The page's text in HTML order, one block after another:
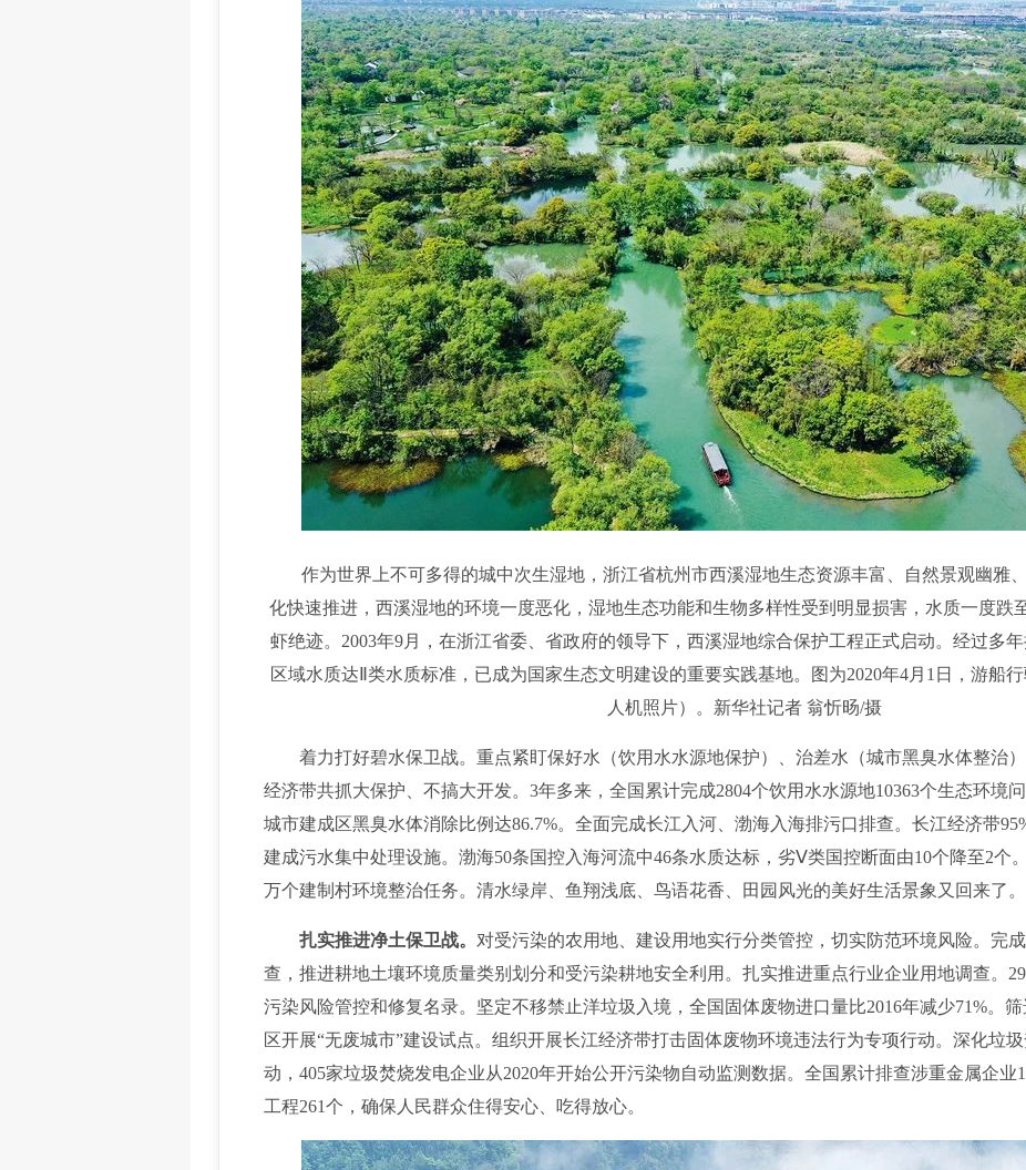
作为世界上不可多得的城中次生湿地，浙江省杭州市西溪湿地生态资源丰富、自然景观幽雅
化快速推进，西溪湿地的环境一度恶化，湿地生态功能和生物多样性受到明显损害，水质一度跌
虾绝迹。2003年9月，在浙江省委、省政府的领导下，西溪湿地综合保护工程正式启动。经过多
区域水质达Ⅱ类水质标准，已成为国家生态文明建设的重要实践基地。图为2020年4月1日，游船
人机照片）。新华社记者 翁忻旸/摄
着力打好碧水保卫战。重点紧盯保好水（饮用水水源地保护）、治差水（城市黑臭水体整治
经济带共抓大保护、不搞大开发。3年多来，全国累计完成2804个饮用水水源地10363个生态环境
城市建成区黑臭水体消除比例达86.7%。全面完成长江入河、渤海入海排污口排查。长江经济带
建成污水集中处理设施。渤海50条国控入海河流中46条水质达标，劣Ⅴ类国控断面由10个降至2个
万个建制村环境整治任务。清水绿岸、鱼翔浅底、鸟语花香、田园风光的美好生活景象又回来了。
扎实推进净土保卫战。 对受污染的农用地、建设用地实行分类管控，切实防范环境风险。完
查，推进耕地土壤环境质量类别划分和受污染耕地安全利用。扎实推进重点行业企业用地调查。
污染风险管控和修复名录。坚定不移禁止洋垃圾入境，全国固体废物进口量比2016年减少71%。筛
区开展“无废城市”建设试点。组织开展长江经济带打击固体废物环境违法行为专项行动。深化垃
动，405家垃圾焚烧发电企业从2020年开始公开污染物自动监测数据。全国累计排查涉重金属企业
工程261个，确保人民群众住得安心、吃得放心。